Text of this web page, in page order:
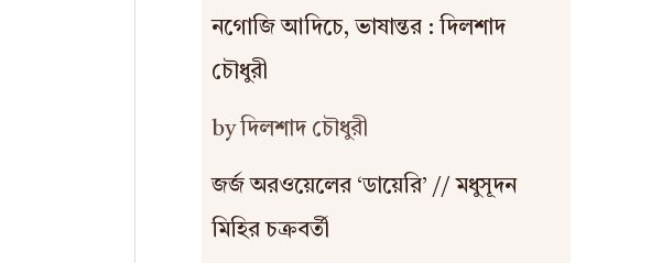
নগোজি আদিচে, ভাষান্তর : দিলশাদ
চৌধুরী
by দিলশাদ চৌধুরী
জর্জ অরওয়েলের ‘ডায়েরি’ // মধুসূদন
মিহির চক্রবর্তী